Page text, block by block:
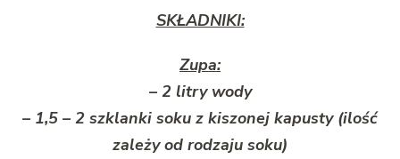
SKŁADNIKI:
Zupa:
– 2 litry wody
– 1,5 – 2 szklanki soku z kiszonej kapusty (ilość
zależy od rodzaju soku)